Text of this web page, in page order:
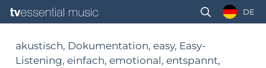
DE
akustisch, Dokumentation, easy, Easy-
Listening, einfach, emotional, entspannt,